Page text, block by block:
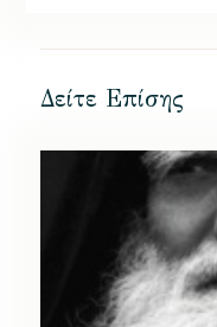
Δείτε Επίσης